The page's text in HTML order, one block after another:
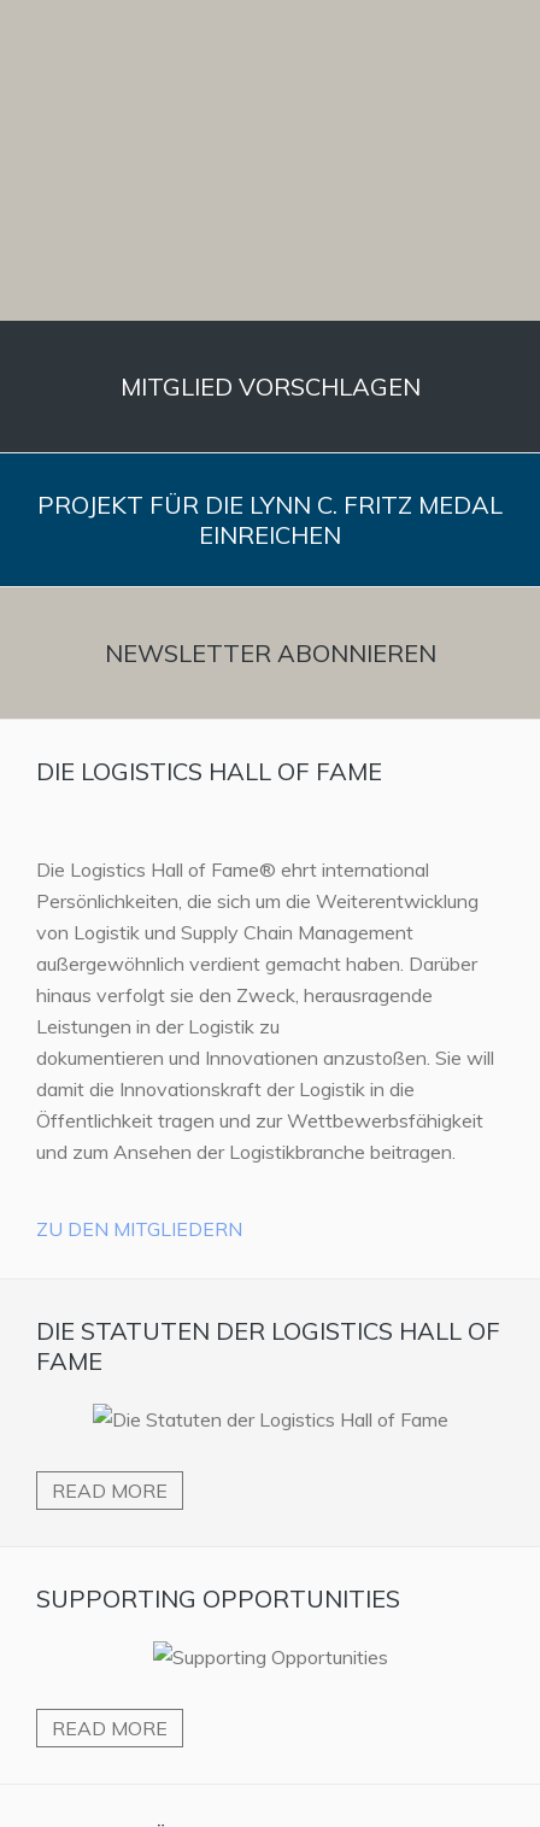
MITGLIED VORSCHLAGEN
PROJEKT FÜR DIE LYNN C. FRITZ MEDAL
EINREICHEN
NEWSLETTER ABONNIEREN
DIE LOGISTICS HALL OF FAME
Die Logistics Hall of Fame® ehrt international
Persönlichkeiten, die sich um die Weiterentwicklung
von Logistik und Supply Chain Management
außergewöhnlich verdient gemacht haben. Darüber
hinaus verfolgt sie den Zweck, herausragende
Leistungen in der Logistik zu
dokumentieren und Innovationen anzustoßen. Sie will
damit die Innovationskraft der Logistik in die
Öffentlichkeit tragen und zur Wettbewerbsfähigkeit
und zum Ansehen der Logistikbranche beitragen.
ZU DEN MITGLIEDERN
DIE STATUTEN DER LOGISTICS HALL OF
FAME
READ MORE
SUPPORTING OPPORTUNITIES
READ MORE